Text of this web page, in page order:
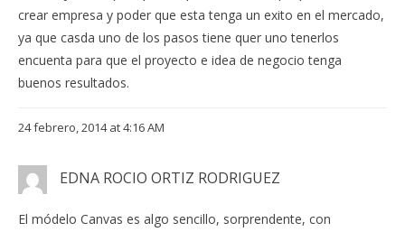
crear empresa y poder que esta tenga un exito en el mercado,
ya que casda uno de los pasos tiene quer uno tenerlos
encuenta para que el proyecto e idea de negocio tenga
buenos resultados.
24 febrero, 2014 at 4:16 AM
EDNA ROCIO ORTIZ RODRIGUEZ
El módelo Canvas es algo sencillo, sorprendente, con